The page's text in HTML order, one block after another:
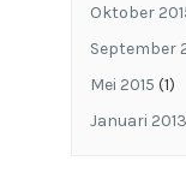
Oktober
September
Mei 2015 (1)
Januari 2013